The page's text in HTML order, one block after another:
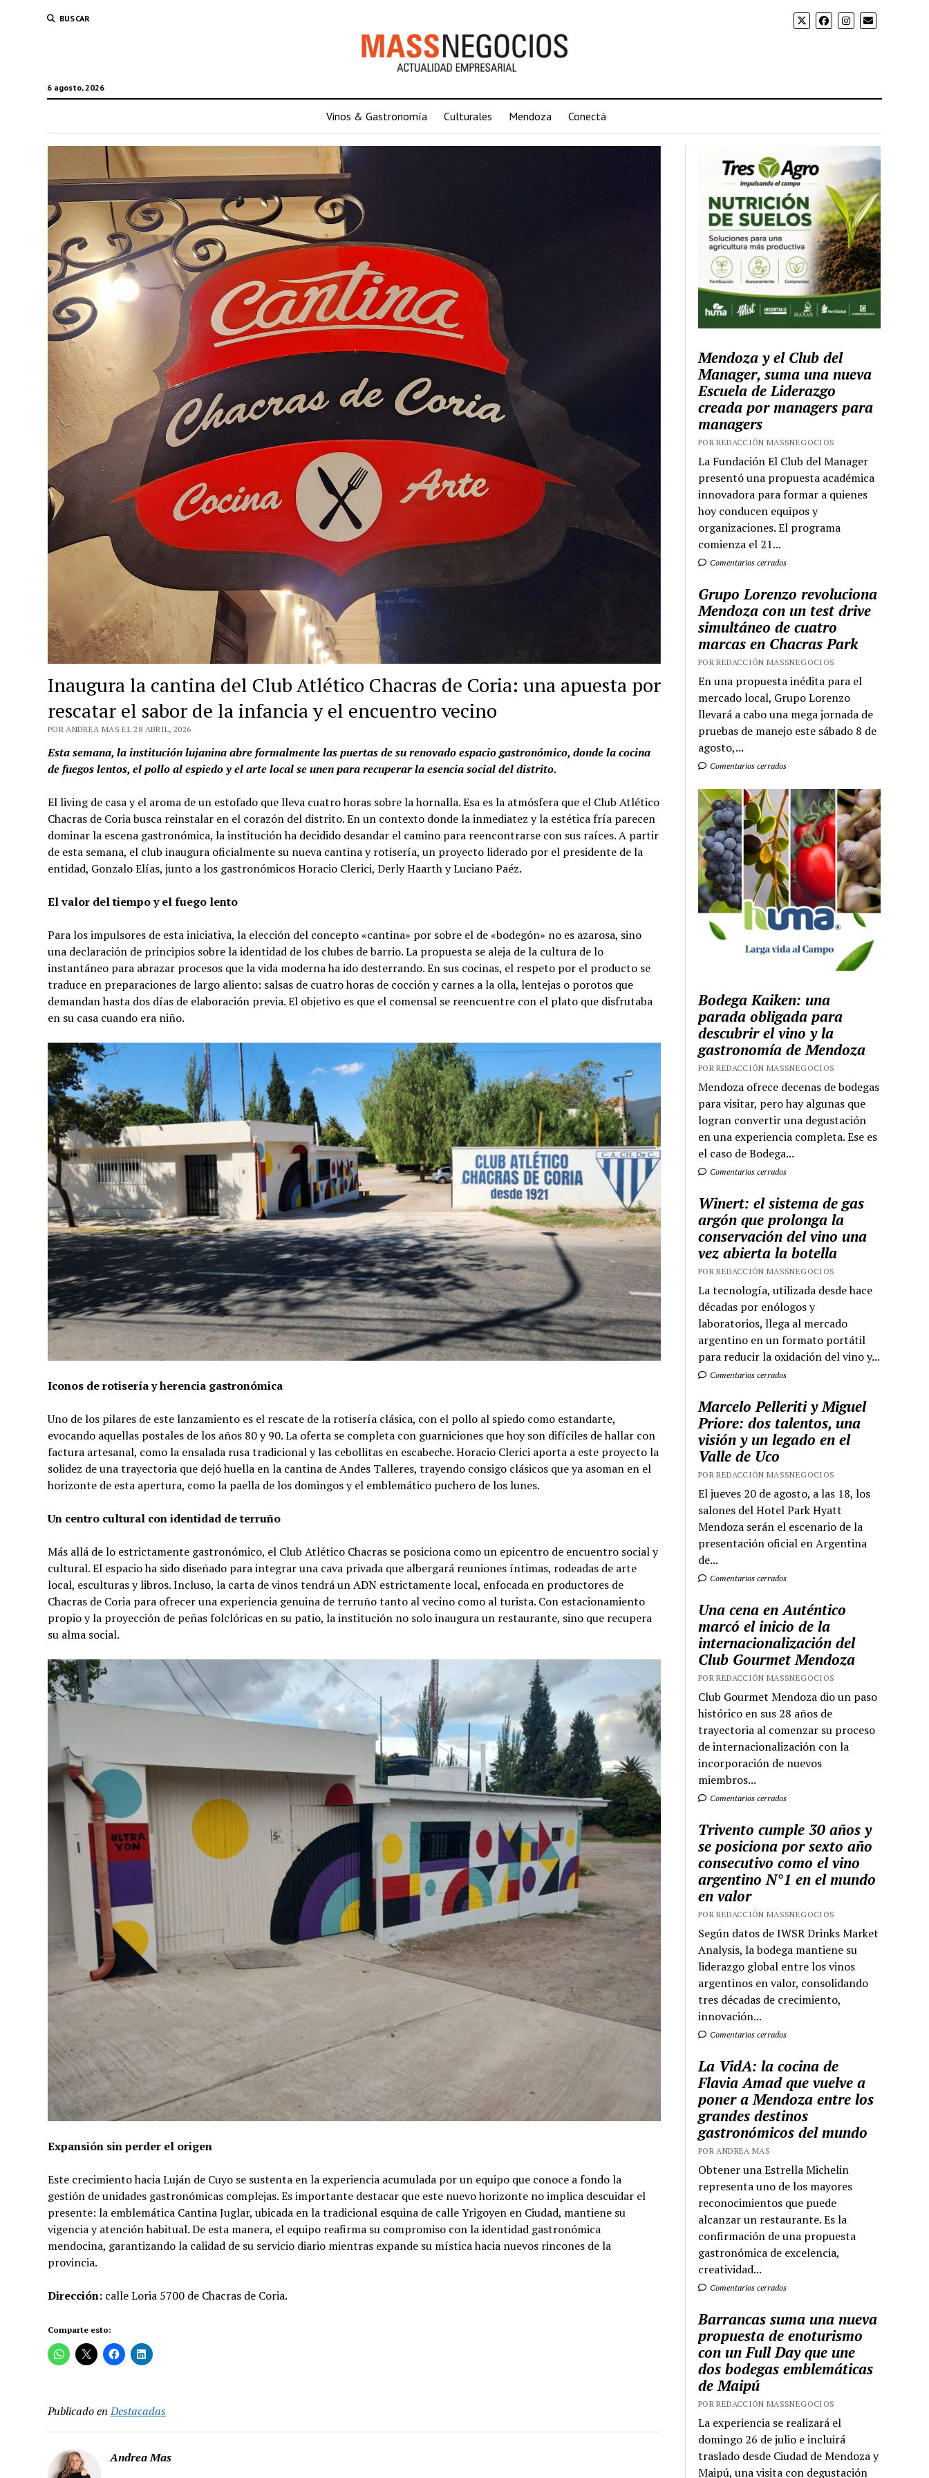
BUSCAR
6 agosto, 2026
Vinos & Gastronomía Culturales Mendoza Conectá
Inaugura la cantina del Club Atlético Chacras de Coria: una apuesta por
rescatar el sabor de la infancia y el encuentro vecino
POR ANDREA MAS EL 28 ABRIL, 2026
Esta semana, la institución lujanina abre formalmente las puertas de su renovado espacio gastronómico, donde la cocina
de fuegos lentos, el pollo al espiedo y el arte local se unen para recuperar la esencia social del distrito.
El living de casa y el aroma de un estofado que lleva cuatro horas sobre la hornalla. Esa es la atmósfera que el Club Atlético
Chacras de Coria busca reinstalar en el corazón del distrito. En un contexto donde la inmediatez y la estética fría parecen
dominar la escena gastronómica, la institución ha decidido desandar el camino para reencontrarse con sus raíces. A partir
de esta semana, el club inaugura oficialmente su nueva cantina y rotisería, un proyecto liderado por el presidente de la
entidad, Gonzalo Elías, junto a los gastronómicos Horacio Clerici, Derly Haarth y Luciano Paéz.
El valor del tiempo y el fuego lento
Para los impulsores de esta iniciativa, la elección del concepto «cantina» por sobre el de «bodegón» no es azarosa, sino
una declaración de principios sobre la identidad de los clubes de barrio. La propuesta se aleja de la cultura de lo
instantáneo para abrazar procesos que la vida moderna ha ido desterrando. En sus cocinas, el respeto por el producto se
traduce en preparaciones de largo aliento: salsas de cuatro horas de cocción y carnes a la olla, lentejas o porotos que
demandan hasta dos días de elaboración previa. El objetivo es que el comensal se reencuentre con el plato que disfrutaba
en su casa cuando era niño.
Iconos de rotisería y herencia gastronómica
Uno de los pilares de este lanzamiento es el rescate de la rotisería clásica, con el pollo al spiedo como estandarte,
evocando aquellas postales de los años 80 y 90. La oferta se completa con guarniciones que hoy son difíciles de hallar con
factura artesanal, como la ensalada rusa tradicional y las cebollitas en escabeche. Horacio Clerici aporta a este proyecto la
solidez de una trayectoria que dejó huella en la cantina de Andes Talleres, trayendo consigo clásicos que ya asoman en el
horizonte de esta apertura, como la paella de los domingos y el emblemático puchero de los lunes.
Un centro cultural con identidad de terruño
Más allá de lo estrictamente gastronómico, el Club Atlético Chacras se posiciona como un epicentro de encuentro social y
cultural. El espacio ha sido diseñado para integrar una cava privada que albergará reuniones íntimas, rodeadas de arte
local, esculturas y libros. Incluso, la carta de vinos tendrá un ADN estrictamente local, enfocada en productores de
Chacras de Coria para ofrecer una experiencia genuina de terruño tanto al vecino como al turista. Con estacionamiento
propio y la proyección de peñas folclóricas en su patio, la institución no solo inaugura un restaurante, sino que recupera
su alma social.
Expansión sin perder el origen
Este crecimiento hacia Luján de Cuyo se sustenta en la experiencia acumulada por un equipo que conoce a fondo la
gestión de unidades gastronómicas complejas. Es importante destacar que este nuevo horizonte no implica descuidar el
presente: la emblemática Cantina Juglar, ubicada en la tradicional esquina de calle Yrigoyen en Ciudad, mantiene su
vigencia y atención habitual. De esta manera, el equipo reafirma su compromiso con la identidad gastronómica
mendocina, garantizando la calidad de su servicio diario mientras expande su mística hacia nuevos rincones de la
provincia.
Dirección:calle Loria 5700 de Chacras de Coria.
Comparte esto:
Publicado en Destacadas
Andrea Mas
Mendoza y el Club del
Manager, suma una nueva
Escuela de Liderazgo
creada por managers para
managers
POR REDACCIÓN MASSNEGOCIOS
La Fundación El Club del Manager
presentó una propuesta académica
innovadora para formar a quienes
hoy conducen equipos y
organizaciones. El programa
comienza el 21...
Comentarios cerrados
Grupo Lorenzo revoluciona
Mendoza con un test drive
simultáneo de cuatro
marcas en Chacras Park
POR REDACCIÓN MASSNEGOCIOS
En una propuesta inédita para el
mercado local, Grupo Lorenzo
llevará a cabo una mega jornada de
pruebas de manejo este sábado 8 de
agosto,...
Comentarios cerrados
Bodega Kaiken: una
parada obligada para
descubrir el vino y la
gastronomía de Mendoza
POR REDACCIÓN MASSNEGOCIOS
Mendoza ofrece decenas de bodegas
para visitar, pero hay algunas que
logran convertir una degustación
en una experiencia completa. Ese es
el caso de Bodega...
Comentarios cerrados
Winert: el sistema de gas
argón que prolonga la
conservación del vino una
vez abierta la botella
POR REDACCIÓN MASSNEGOCIOS
La tecnología, utilizada desde hace
décadas por enólogos y
laboratorios, llega al mercado
argentino en un formato portátil
para reducir la oxidación del vino y...
Comentarios cerrados
Marcelo Pelleriti y Miguel
Priore: dos talentos, una
visión y un legado en el
Valle de Uco
POR REDACCIÓN MASSNEGOCIOS
El jueves 20 de agosto, a las 18, los
salones del Hotel Park Hyatt
Mendoza serán el escenario de la
presentación oficial en Argentina
de...
Comentarios cerrados
Una cena en Auténtico
marcó el inicio de la
internacionalización del
Club Gourmet Mendoza
POR REDACCIÓN MASSNEGOCIOS
Club Gourmet Mendoza dio un paso
histórico en sus 28 años de
trayectoria al comenzar su proceso
de internacionalización con la
incorporación de nuevos
miembros...
Comentarios cerrados
Trivento cumple 30 años y
se posiciona por sexto año
consecutivo como el vino
argentino N°1 en el mundo
en valor
POR REDACCIÓN MASSNEGOCIOS
Según datos de IWSR Drinks Market
Analysis, la bodega mantiene su
liderazgo global entre los vinos
argentinos en valor, consolidando
tres décadas de crecimiento,
innovación...
Comentarios cerrados
La VidA: la cocina de
Flavia Amad que vuelve a
poner a Mendoza entre los
grandes destinos
gastronómicos del mundo
POR ANDREA MAS
Obtener una Estrella Michelin
representa uno de los mayores
reconocimientos que puede
alcanzar un restaurante. Es la
confirmación de una propuesta
gastronómica de excelencia,
creatividad...
Comentarios cerrados
Barrancas suma una nueva
propuesta de enoturismo
con un Full Day que une
dos bodegas emblemáticas
de Maipú
POR REDACCIÓN MASSNEGOCIOS
La experiencia se realizará el
domingo 26 de julio e incluirá
traslado desde Ciudad de Mendoza y
Maipú, una visita con degustación